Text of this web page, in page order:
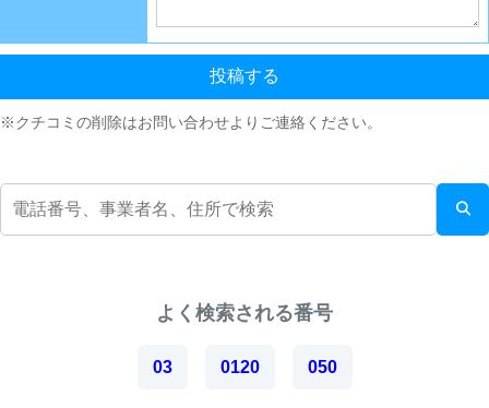
投稿する
※クチコミの削除はお問い合わせよりご連絡ください。
よく検索される番号
03 0120 050